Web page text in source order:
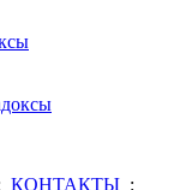
КОНТАКТЫ :